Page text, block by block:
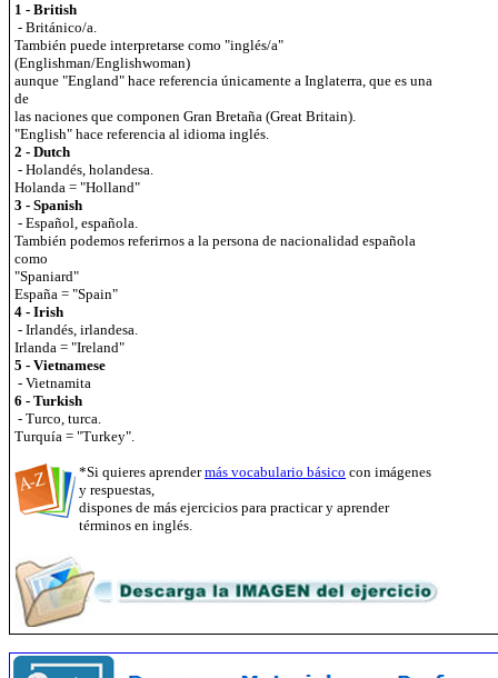
1 - British
- Británico/a.
También puede interpretarse como "inglés/a"
(Englishman/Englishwoman)
aunque "England" hace referencia únicamente a Inglaterra, que es una
de
las naciones que componen Gran Bretaña (Great Britain).
"English" hace referencia al idioma inglés.
2 - Dutch
- Holandés, holandesa.
Holanda = "Holland"
3 - Spanish
- Español, española.
También podemos referirnos a la persona de nacionalidad española
como
"Spaniard"
España = "Spain"
4 - Irish
- Irlandés, irlandesa.
Irlanda = "Ireland"
5 - Vietnamese
- Vietnamita
6 - Turkish
- Turco, turca.
Turquía = "Turkey".
*Si quieres aprendermás vocabulario básico con imágenes
y respuestas,
dispones de más ejercicios para practicar y aprender
términos en inglés.